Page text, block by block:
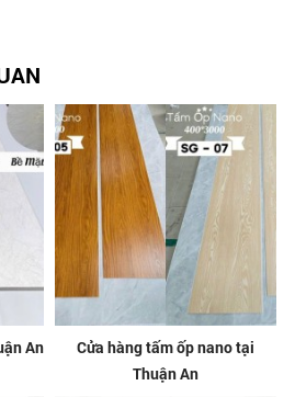
An
Cửa hàng tấm ốp nano tại
Thuận An